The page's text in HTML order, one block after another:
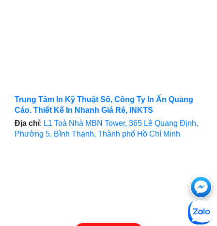
Trung Tâm In Kỹ Thuật Số, Công Ty In Ấn Quảng
Cáo. Thiết Kế In Nhanh Giá Rẻ, INKTS
Địa chỉ: L1 Toà Nhà MBN Tower, 365 Lê Quang Định,
Phường 5, Bình Thạnh, Thành phố Hồ Chí Minh
với